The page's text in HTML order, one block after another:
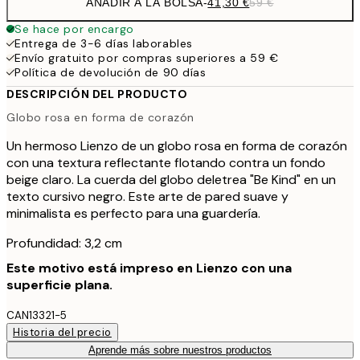
Se hace por encargo
Entrega de 3-6 días laborables
Envío gratuito por compras superiores a 59 €
Política de devolución de 90 días
DESCRIPCIÓN DEL PRODUCTO
Globo rosa en forma de corazón
Un hermoso Lienzo de un globo rosa en forma de corazón
con una textura reflectante flotando contra un fondo
beige claro. La cuerda del globo deletrea "Be Kind" en un
texto cursivo negro. Este arte de pared suave y
minimalista es perfecto para una guardería.
Profundidad: 3,2 cm
Este motivo está impreso en Lienzo con una
superficie plana.
CAN13321-5
Historia del precio
Aprende más sobre nuestros productos